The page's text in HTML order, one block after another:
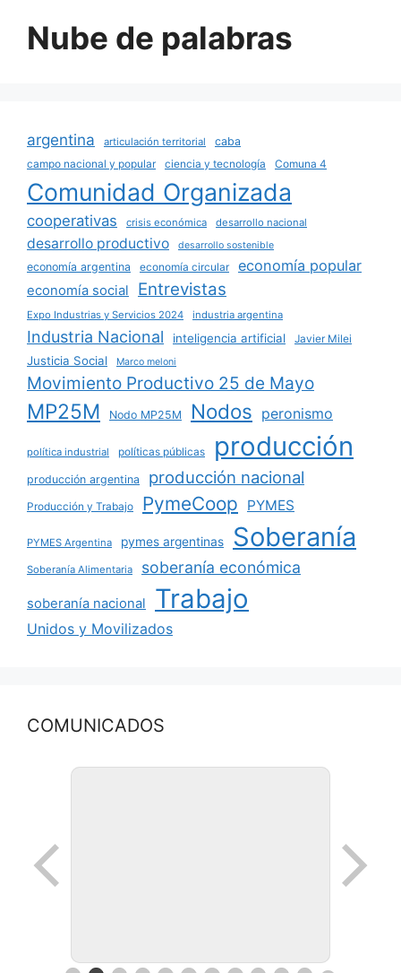
Nube de palabras
argentina articulación territorial
caba
campo nacional y popular
ciencia y tecnología Comuna 4
Comunidad Organizada
cooperativas crisis económica desarrollo nacional
desarrollo productivo desarrollo sostenible
economía argentina economía circular economía popular
economía social Entrevistas
Expo Industrias y Servicios 2024 industria argentina
Industria Nacional inteligencia artificial Javier Milei
Justicia Social Marco meloni
Movimiento Productivo 25 de Mayo
MP25M Nodo MP25M Nodos peronismo
política industrial políticas públicas producción
producción argentina producción nacional
Producción y Trabajo PymeCoop PYMES
PYMES Argentina pymes argentinas Soberanía
Soberanía Alimentaria soberanía económica
soberanía nacional Trabajo
Unidos y Movilizados
COMUNICADOS